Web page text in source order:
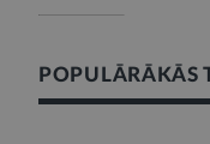
POPULĀRĀKĀS